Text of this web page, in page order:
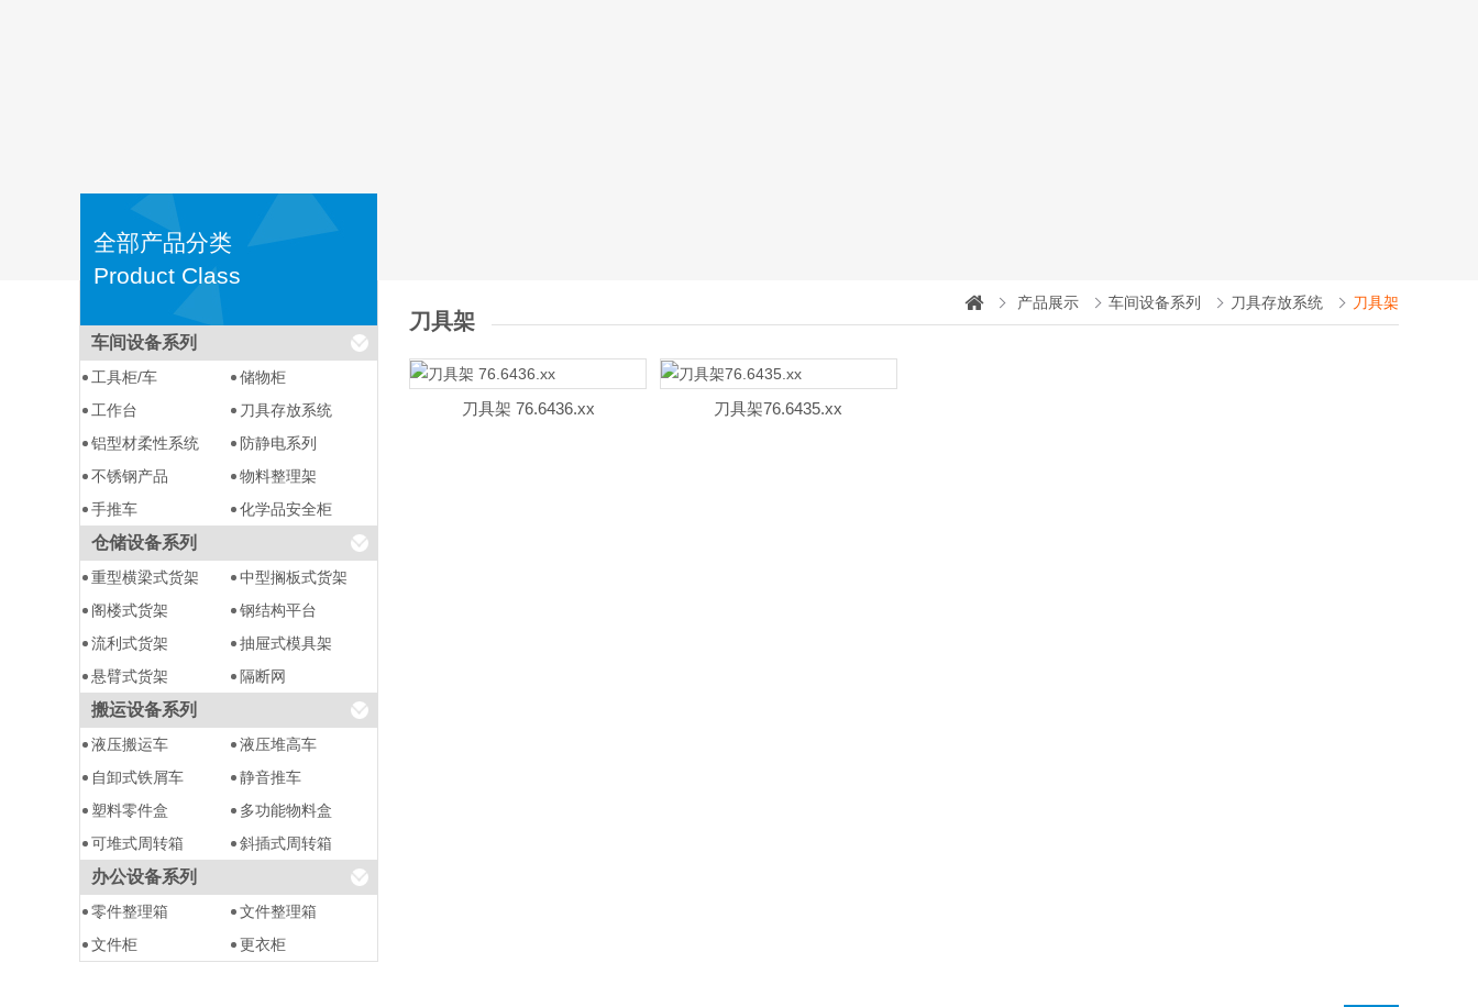
全部产品分类
Product Class
车间设备系列
工具柜/车
储物柜
工作台
刀具存放系统
铝型材柔性系统
防静电系列
不锈钢产品
物料整理架
手推车
化学品安全柜
仓储设备系列
重型横梁式货架
中型搁板式货架
阁楼式货架
钢结构平台
流利式货架
抽屉式模具架
悬臂式货架
隔断网
搬运设备系列
液压搬运车
液压堆高车
自卸式铁屑车
静音推车
塑料零件盒
多功能物料盒
可堆式周转箱
斜插式周转箱
办公设备系列
零件整理箱
文件整理箱
文件柜
更衣柜
刀具架
产品展示 车间设备系列 刀具存放系统 刀具架
刀具架 76.6436.xx 刀具架76.6435.xx